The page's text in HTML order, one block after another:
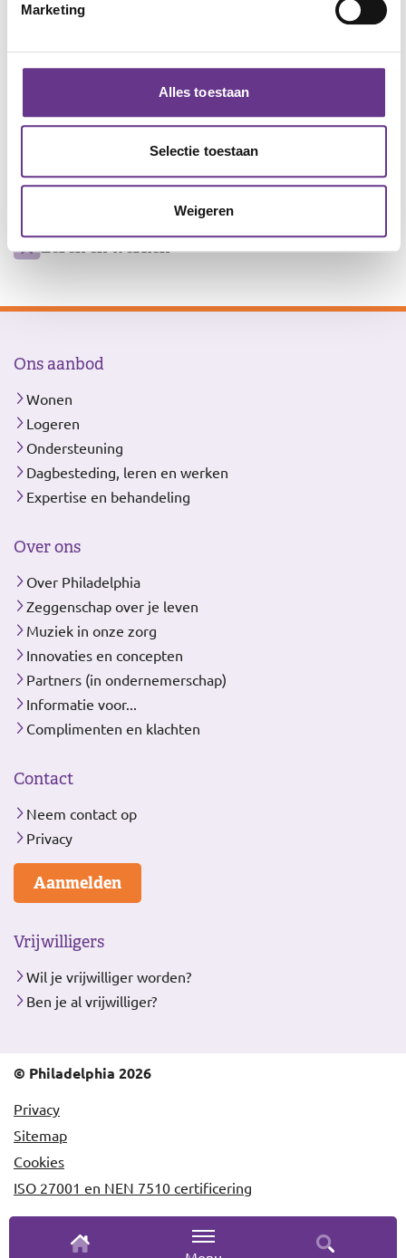
Marketing
Alles toestaan
Selectie toestaan
Weigeren
Voor algemene en zakelijke vragen
Wijersstraat 1, 3811 MZ Amersfoort
Ons
Wonen en logeren
Ondersteuning
Leren en werken
Ons aanbod
Wonen
Logeren
Ondersteuning
Dagbesteding, leren en werken
Expertise en behandeling
Over ons
Over Philadelphia
Zeggenschap over je leven
Muziek in onze zorg
Innovaties en concepten
Partners (in ondernemerschap)
Informatie voor...
Complimenten en klachten
Contact
Neem contact op
Privacy
Aanmelden
Vrijwilligers
Wil je vrijwilliger worden?
Ben je al vrijwilliger?
© Philadelphia 2026
Privacy
Sitemap
Cookies
ISO 27001 en NEN 7510 certificering